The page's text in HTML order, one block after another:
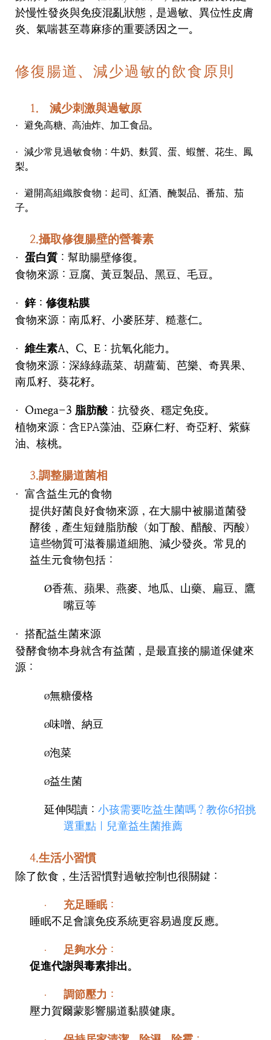
於慢性發炎與免疫混亂狀態，是過敏、異位性皮膚
炎、氣喘甚至蕁麻疹的重要誘因之一。
修復腸道、減少過敏的飲食原則
1. 減少刺激與過敏原
· 避免高糖、高油炸、加工食品。
·
減少常見過敏食物：牛奶、麩質、蛋、蝦蟹、花生、鳳
梨。
·
避開高組織胺食物：起司、紅酒、醃製品、番茄、茄
子。
2.攝取修復腸壁的營養素
· 蛋白質 ：幫助腸壁修復。
食物來源：豆腐、黃豆製品、黑豆、毛豆。
· 鋅：修復粘膜
食物來源：南瓜籽、小麥胚芽、糙薏仁。
· 維生素A、 C、 E ：抗氧化能力。
食物來源：深綠綠蔬菜、胡蘿蔔、芭樂、奇異果、
南瓜籽、葵花籽。
· Omega-3 脂肪酸 ：抗發炎、穩定免疫。
植物來源：含EPA藻油、亞麻仁籽、奇亞籽、紫蘇
油、核桃。
3.調整腸道菌相
· 富含益生元的食物
提供好菌良好食物來源，在大腸中被腸道菌發
酵後，產生短鏈脂肪酸（如丁酸、醋酸、丙酸）
這些物質可滋養腸道細胞、減少發炎。常見的
益生元食物包括：
Ø香蕉、蘋果、燕麥、地瓜、山藥、扁豆、鷹
嘴豆等
· 搭配益生菌來源
發酵食物本身就含有益菌，是最直接的腸道保健來
源：
Ø無糖優格
Ø味噌、納豆
Ø泡菜
Ø益生菌
延伸閱讀： 小孩需要吃益生菌嗎？教你6招挑
選重點｜兒童益生菌推薦
4.生活小習慣
除了飲食，生活習慣對過敏控制也很關鍵：
· 充足睡眠：
睡眠不足會讓免疫系統更容易過度反應。
·
足夠水分：
促進代謝與毒素排出。
· 調節壓力：
壓力賀爾蒙影響腸道黏膜健康。